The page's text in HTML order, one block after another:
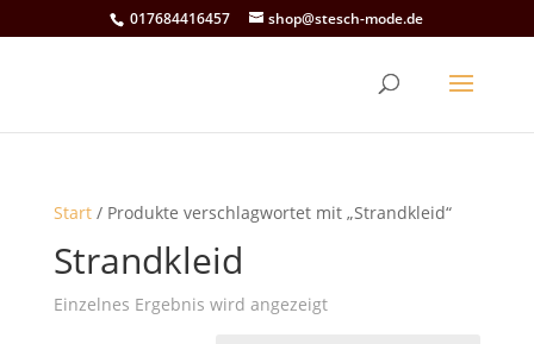
017684416457 shop@stesch-mode.de
Start/ Produkte verschlagwortet mit „Strandkleid“
Strandkleid
Einzelnes Ergebnis wird angezeigt